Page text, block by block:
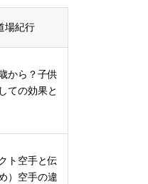
場紀行
から？子供
ての効果と
ト空手と伝
）空手の違